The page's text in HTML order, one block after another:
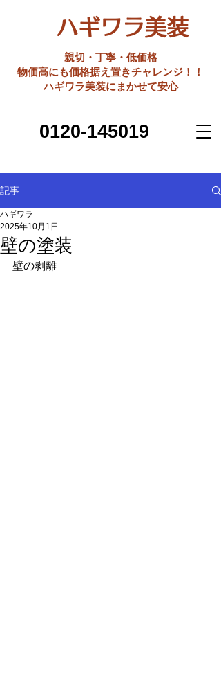
ハギワラ美装
親切・丁寧・低価格
​物価高にも価格据え置きチャレンジ！！
ハギワラ美装にまかせて安心
0120-145019
記事
壁の塗装
ハギワラ
2025年10月1日
壁の剥離